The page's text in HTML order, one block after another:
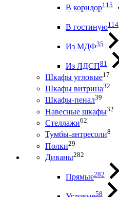
В коридор115
В гостиную114
Из МДФ35
Из ЛДСП81
Шкафы угловые17
Шкафы витрина32
Шкафы-пенал39
Навесные шкафы32
Стеллажи62
Тумбы-антресоли8
Полки29
Диваны282
Прямые282
58